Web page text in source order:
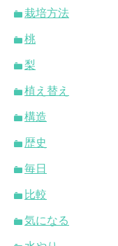
栽培方法
桃
梨
植え替え
構造
歴史
毎日
比較
気になる